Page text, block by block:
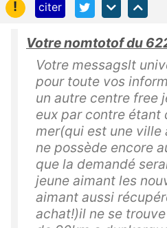
!
citer
Votre nomtotof du
Votre messagslt
pour toute vos
un autre centre free
eux par contre étant
mer(qui est une ville
ne possède encore
que la demandé
jeune aimant les
aimant aussi
achat!)il ne se